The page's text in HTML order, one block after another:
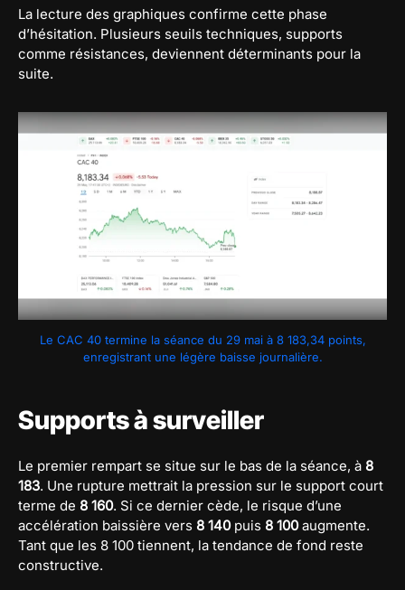
La lecture des graphiques confirme cette phase
d’hésitation. Plusieurs seuils techniques, supports
comme résistances, deviennent déterminants pour la
suite.
Le CAC 40 termine la séance du 29 mai à 8 183,34 points,
enregistrant une légère baisse journalière.
Supports à surveiller
Le premier rempart se situe sur le bas de la séance, à 8
183. Une rupture mettrait la pression sur le support court
terme de 8 160. Si ce dernier cède, le risque d’une
accélération baissière vers 8 140 puis 8 100augmente.
Tant que les 8 100 tiennent, la tendance de fond reste
constructive.